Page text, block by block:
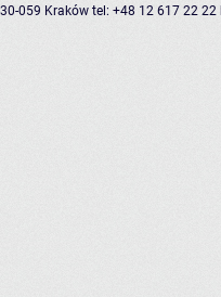
30-059 Kraków tel: +48 12 617 22 22